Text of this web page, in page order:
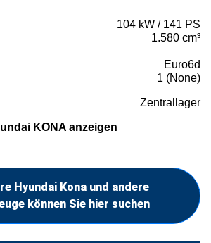
104 kW / 141 PS
1.580 cm³
Euro6d
1 (None)
Zentrallager
KONA anzeigen
Hyundai Kona und andere
können Sie hier suchen